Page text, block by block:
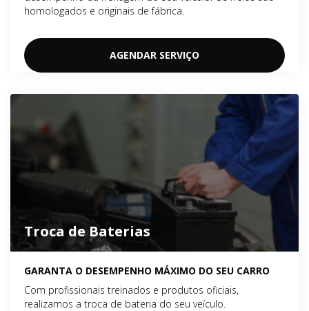
homologados e originais de fábrica.
AGENDAR SERVIÇO
Troca de Baterias
GARANTA O DESEMPENHO MÁXIMO DO SEU CARRO
Com profissionais treinados e produtos oficiais,
realizamos a troca de bateria do seu veículo.